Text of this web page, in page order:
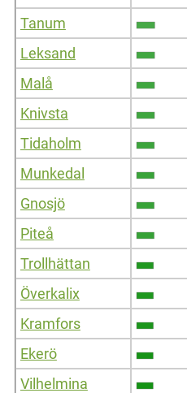
Tanum
Leksand
Malå
Knivsta
Tidaholm
Munkedal
Gnosjö
Piteå
Trollhättan
Överkalix
Kramfors
Ekerö
Vilhelmina